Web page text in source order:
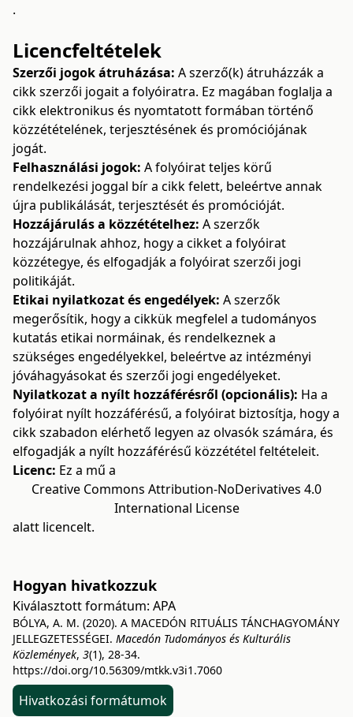
.
Licencfeltételek
Szerzői jogok átruházása: A szerző(k) átruházzák a
cikk szerzői jogait a folyóiratra. Ez magában foglalja a
cikk elektronikus és nyomtatott formában történő
közzétételének, terjesztésének és promóciójának
jogát.
Felhasználási jogok: A folyóirat teljes körű
rendelkezési joggal bír a cikk felett, beleértve annak
újra publikálását, terjesztését és promócióját.
Hozzájárulás a közzétételhez: A szerzők
hozzájárulnak ahhoz, hogy a cikket a folyóirat
közzétegye, és elfogadják a folyóirat szerzői jogi
politikáját.
Etikai nyilatkozat és engedélyek: A szerzők
megerősítik, hogy a cikkük megfelel a tudományos
kutatás etikai normáinak, és rendelkeznek a
szükséges engedélyekkel, beleértve az intézményi
jóváhagyásokat és szerzői jogi engedélyeket.
Nyilatkozat a nyílt hozzáférésről (opcionális): Ha a
folyóirat nyílt hozzáférésű, a folyóirat biztosítja, hogy a
cikk szabadon elérhető legyen az olvasók számára, és
elfogadják a nyílt hozzáférésű közzététel feltételeit.
Licenc: Ez a mű a
Creative Commons Attribution-NoDerivatives 4.0
International License
alatt licencelt.
Hogyan hivatkozzuk
Kiválasztott formátum: APA
BÓLYA, A. M. (2020). A MACEDÓN RITUÁLIS TÁNCHAGYOMÁNY
JELLEGZETESSÉGEI. Macedón Tudományos és Kulturális
Közlemények, 3(1), 28-34.
https://doi.org/10.56309/mtkk.v3i1.7060
Hivatkozási formátumok